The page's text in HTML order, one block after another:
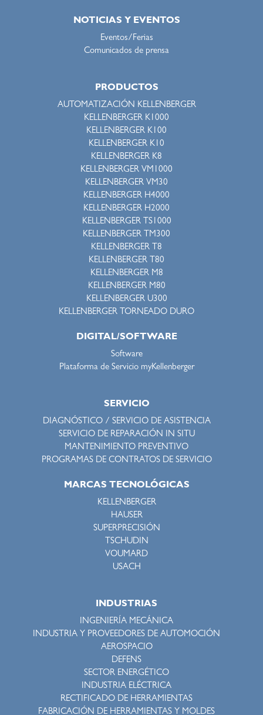
NOTICIAS Y EVENTOS
Eventos/Ferias
Comunicados de prensa
PRODUCTOS
AUTOMATIZACIÓN KELLENBERGER
KELLENBERGER K1000
KELLENBERGER K100
KELLENBERGER K10
KELLENBERGER K8
KELLENBERGER VM1000
KELLENBERGER VM30
KELLENBERGER H4000
KELLENBERGER H2000
KELLENBERGER TS1000
KELLENBERGER TM300
KELLENBERGER T8
KELLENBERGER T80
KELLENBERGER M8
KELLENBERGER M80
KELLENBERGER U300
KELLENBERGER TORNEADO DURO
DIGITAL/SOFTWARE
Software
Plataforma de Servicio myKellenberger
SERVICIO
DIAGNÓSTICO / SERVICIO DE ASISTENCIA
SERVICIO DE REPARACIÓN IN SITU
MANTENIMIENTO PREVENTIVO
PROGRAMAS DE CONTRATOS DE SERVICIO
MARCAS TECNOLÓGICAS
KELLENBERGER
HAUSER
SUPERPRECISIÓN
TSCHUDIN
VOUMARD
USACH
INDUSTRIAS
INGENIERÍA MECÁNICA
INDUSTRIA Y PROVEEDORES DE AUTOMOCIÓN
AEROSPACIO
DEFENS
SECTOR ENERGÉTICO
INDUSTRIA ELÉCTRICA
RECTIFICADO DE HERRAMIENTAS
FABRICACIÓN DE HERRAMIENTAS Y MOLDES